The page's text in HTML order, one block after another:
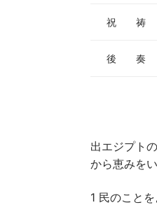
祝 祷
後 奏
出エジプト
から恵みを
1 民のこと